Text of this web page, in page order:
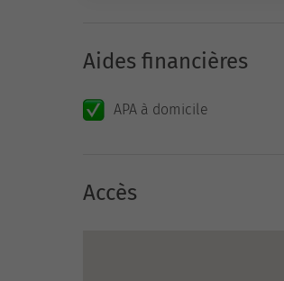
Aides financières
APA à domicile
Accès